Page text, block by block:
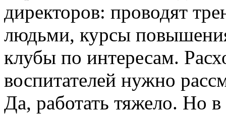
директоров: проводят
людьми, курсы
клубы по интересам.
воспитателей нужно
Да, работать тяжело. Но